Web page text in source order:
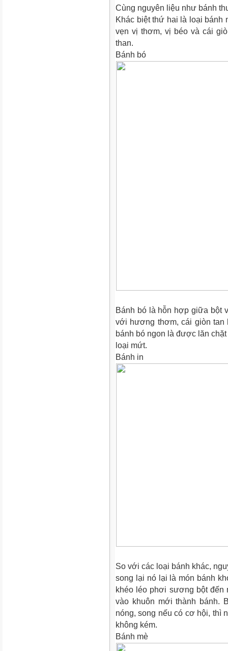
Cùng nguyên liệu như bánh
Khác biệt thứ hai là loại bánh
vẹn vị thơm, vị béo và cái
than.
Bánh bó
Bánh bó là hỗn hợp giữa bột
với hương thơm, cái giòn tan
bánh bó ngon là được lăn
loại mứt.
Bánh in
So với các loại bánh khác,
song lại nó lại là món bánh
khéo léo phơi sương bột đến
vào khuôn mới thành bánh.
nóng, song nếu có cơ hội, thì
không kém.
Bánh mè